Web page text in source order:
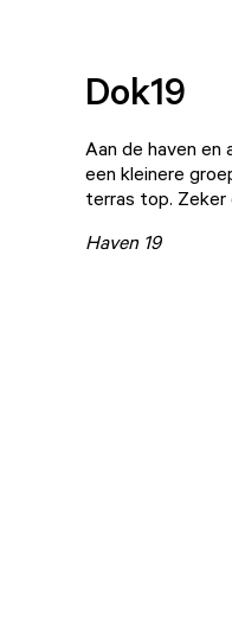
Dok19
Aan de haven en
een kleinere
terras top. Zeker
Haven 19